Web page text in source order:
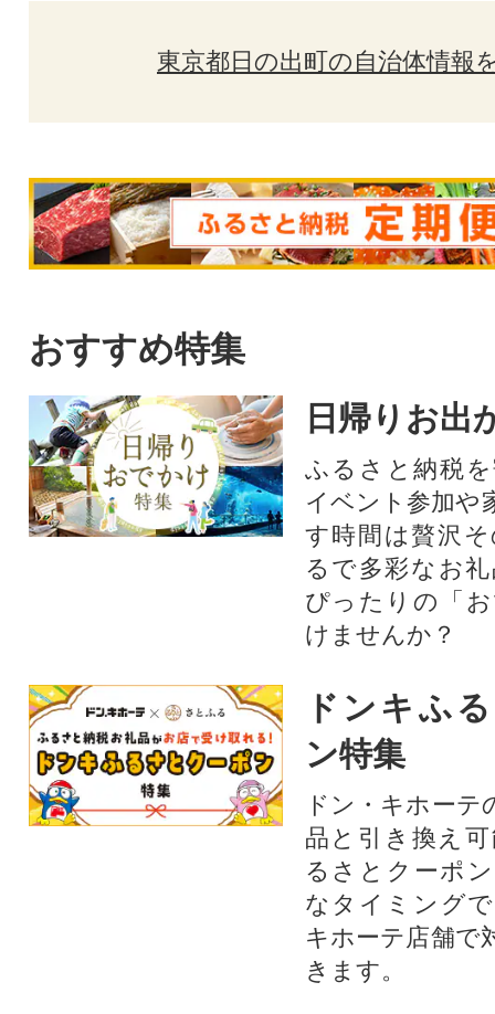
東京都日の出町の自治体情報
おすすめ特集
日帰りお出
ふるさと納税
イベント参加や
す時間は贅沢
るで多彩なお
ぴったりの「
けませんか？
ドンキふ
ン特集
ドン・キホーテ
品と引き換え
るさとクーポ
なタイミング
キホーテ店舗で
きます。